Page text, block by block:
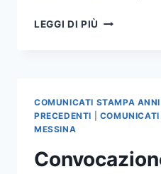
LEGGI DI PIÙ SENATO
COMUNICATI STAMPA ANNI
PRECEDENTI
MESSINA